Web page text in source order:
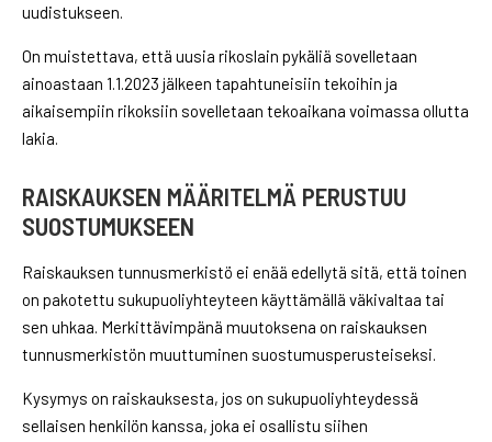
uudistukseen.
On muistettava, että uusia rikoslain pykäliä sovelletaan
ainoastaan 1.1.2023 jälkeen tapahtuneisiin tekoihin ja
aikaisempiin rikoksiin sovelletaan tekoaikana voimassa ollutta
lakia.
RAISKAUKSEN MÄÄRITELMÄ PERUSTUU
SUOSTUMUKSEEN
Raiskauksen tunnusmerkistö ei enää edellytä sitä, että toinen
on pakotettu sukupuoliyhteyteen käyttämällä väkivaltaa tai
sen uhkaa. Merkittävimpänä muutoksena on raiskauksen
tunnusmerkistön muuttuminen suostumusperusteiseksi.
Kysymys on raiskauksesta, jos on sukupuoliyhteydessä
sellaisen henkilön kanssa, joka ei osallistu siihen